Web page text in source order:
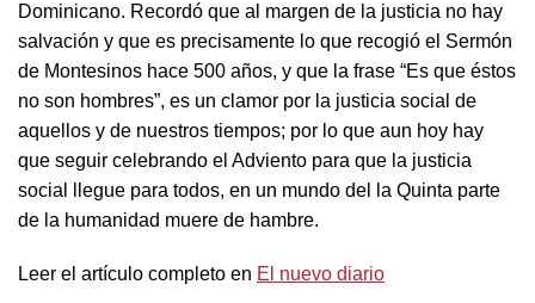
Dominicano. Recordó que al margen de la justicia no hay
salvación y que es precisamente lo que recogió el Sermón
de Montesinos hace 500 años, y que la frase “Es que éstos
no son hombres”, es un clamor por la justicia social de
aquellos y de nuestros tiempos; por lo que aun hoy hay
que seguir celebrando el Adviento para que la justicia
social llegue para todos, en un mundo del la Quinta parte
de la humanidad muere de hambre.
Leer el artículo completo en El nuevo diario